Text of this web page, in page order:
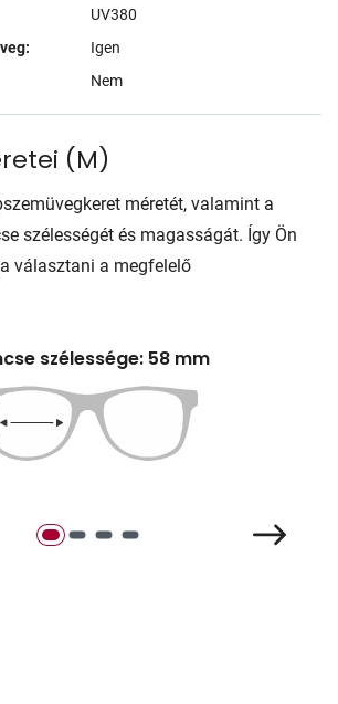
UV380
Igen
Nem
(M)
méretét, valamint a
szélességét és magasságát. Így Ön
választani a megfelelő
szélessége: 58 mm